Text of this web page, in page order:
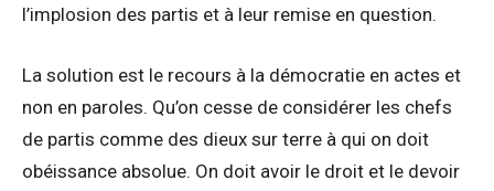
l’implosion des partis et à leur remise en question.
La solution est le recours à la démocratie en actes et
non en paroles. Qu’on cesse de considérer les chefs
de partis comme des dieux sur terre à qui on doit
obéissance absolue. On doit avoir le droit et le devoir